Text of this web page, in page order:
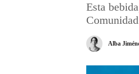
Esta
Alba